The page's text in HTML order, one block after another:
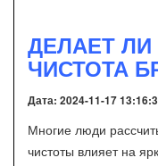
ДЕЛАЕТ
ЧИСТОТА
Дата: 2024-11-17
Многие люди
чистоты влияет на